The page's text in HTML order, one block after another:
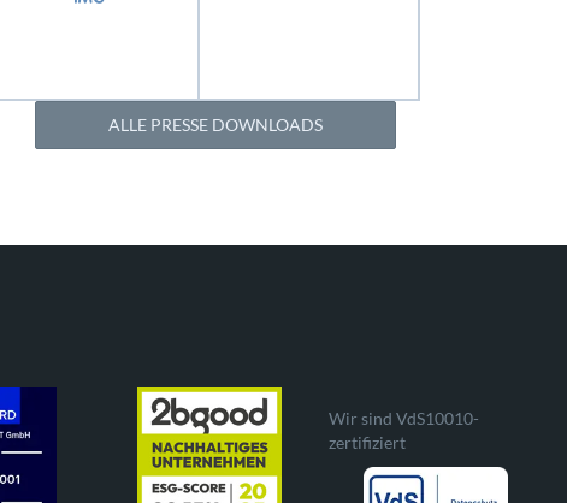
ALLE PRESSE DOWNLOADS
Wir sind VdS10010-
zertifiziert